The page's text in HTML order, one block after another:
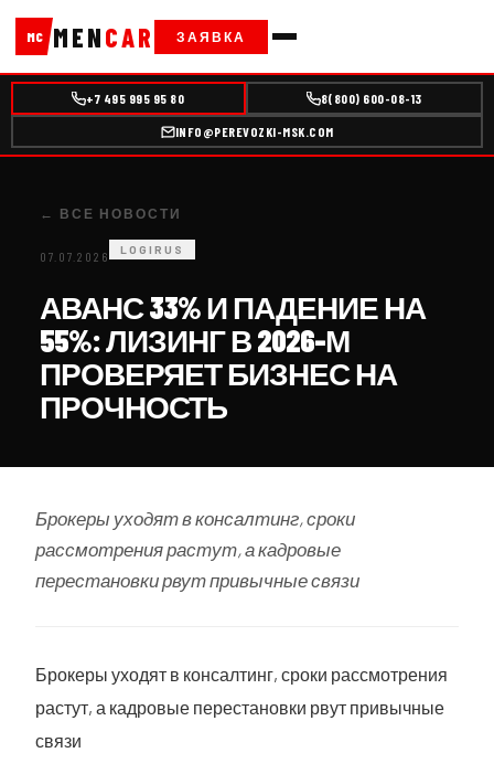
MC MENCAR ЗАЯВКА
+7 495 995 95 80 8(800) 600-08-13
INFO@PEREVOZKI-MSK.COM
← ВСЕ НОВОСТИ
07.07.2026 LOGIRUS
АВАНС 33% И ПАДЕНИЕ НА
55%: ЛИЗИНГ В 2026-М
ПРОВЕРЯЕТ БИЗНЕС НА
ПРОЧНОСТЬ
Брокеры уходят в консалтинг, сроки
рассмотрения растут, а кадровые
перестановки рвут привычные связи
Брокеры уходят в консалтинг, сроки рассмотрения
растут, а кадровые перестановки рвут привычные
связи